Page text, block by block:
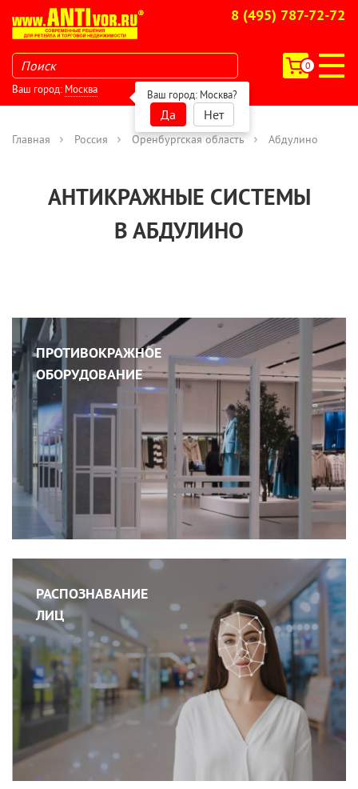
8 (495) 787-72-72
0
Ваш город: Москва Ваш город: Москва?
Да Нет
Главная Россия Оренбургская область Абдулино
АНТИКРАЖНЫЕ СИСТЕМЫ
В АБДУЛИНО
ПРОТИВОКРАЖНОЕ
ОБОРУДОВАНИЕ
РАСПОЗНАВАНИЕ
ЛИЦ